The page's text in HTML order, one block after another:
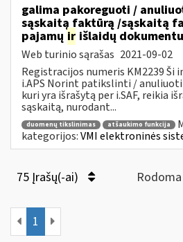
galima pakoreguoti /
sąskaitą faktūrą /sąskaitą
pajamų ir išlaidų
Web turinio sąrašas 2021-09-02
Registracijos numeris KM2239 Ši
i.APS Norint patikslinti /
kuri yra išrašytą per i.SAF, reikia
sąskaitą, nurodant...
duomenų tikslinimas atšaukimo funkcija
kategorijos:VMI elektroninės
75 Įrašų(-ai)
1